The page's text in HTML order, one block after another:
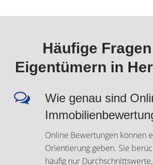
Häufige
Eigentümern in
Wie genau sind
Online Bewertungen können
Orientierung geben. Sie
häufig nur